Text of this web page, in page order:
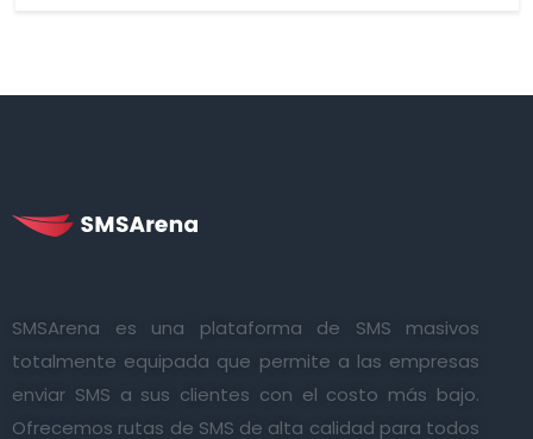
SMSArena es una plataforma de SMS masivos
totalmente equipada que permite a las empresas
enviar SMS a sus clientes con el costo más bajo.
Ofrecemos rutas de SMS de alta calidad para todos